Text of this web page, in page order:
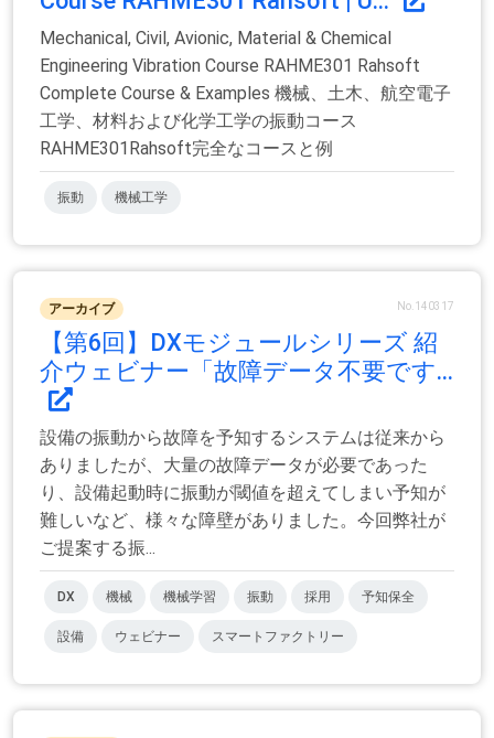
Mechanical, Civil, Avionic, Material & Chemical
Engineering Vibration Course RAHME301 Rahsoft
Complete Course & Examples 機械、土木、航空電子
工学、材料および化学工学の振動コース
RAHME301Rahsoft完全なコースと例
振動 機械工学
アーカイブ No.140317
【第6回】DXモジュールシリーズ 紹
介ウェビナー「故障データ不要です...
設備の振動から故障を予知するシステムは従来から
ありましたが、大量の故障データが必要であった
り、設備起動時に振動が閾値を超えてしまい予知が
難しいなど、様々な障壁がありました。今回弊社が
ご提案する振...
DX 機械 機械学習 振動 採用 予知保全
設備 ウェビナー スマートファクトリー